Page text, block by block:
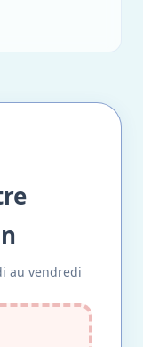
au vendredi